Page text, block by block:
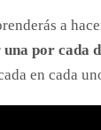
a
una por cada
en cada